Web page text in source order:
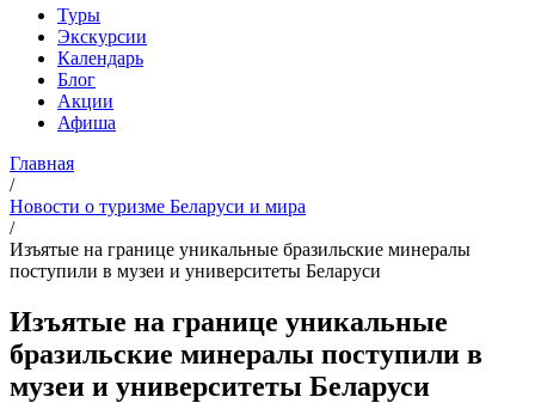
Туры
Экскурсии
Календарь
Блог
Акции
Афиша
Главная
/
Новости о туризме Беларуси и мира
/
Изъятые на границе уникальные бразильские минералы
поступили в музеи и университеты Беларуси
Изъятые на границе уникальные
бразильские минералы поступили в
музеи и университеты Беларуси